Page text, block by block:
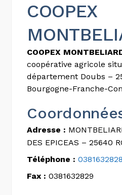
COOPEX
COOPEX
coopérative agricole
département Doubs –
Bourgogne-Franche-
Adresse :
DES EPICEAS – 25640
Téléphone : 0381632828
Fax : 0381632829